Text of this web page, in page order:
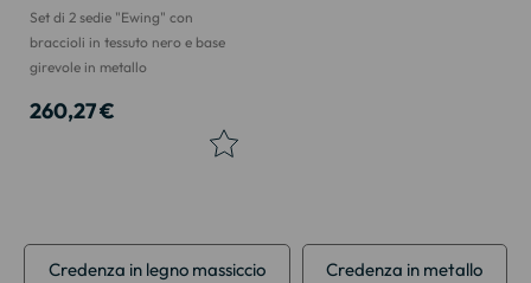
Set di 2 sedie "Ewing" con
braccioli in tessuto nero e base
girevole in metallo
260,27 €
Credenza in legno massiccio Credenza in metallo